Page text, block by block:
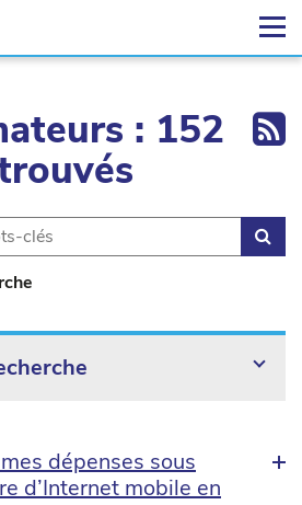
: 152
dépenses sous
d’Internet mobile en